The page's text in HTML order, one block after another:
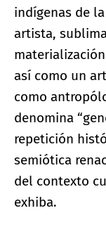
indígenas de
artista,
así como un
como
denomina
repetición
semiótica
del contexto
exhiba.